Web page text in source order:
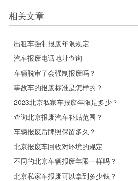
相关文章
出租车强制报废年限规定
汽车报废电话地址查询
车辆脱审了会强制报废吗？
事故车的报废标准是怎样的？
2023北京私家车报废年限是多少？
查询北京报废汽车补贴范围？
车辆报废后牌照保留多久？
北京报废车回收对环境的规定
不同的北京车辆报废年限一样吗？
北京私家车报废可以拿到多少钱？